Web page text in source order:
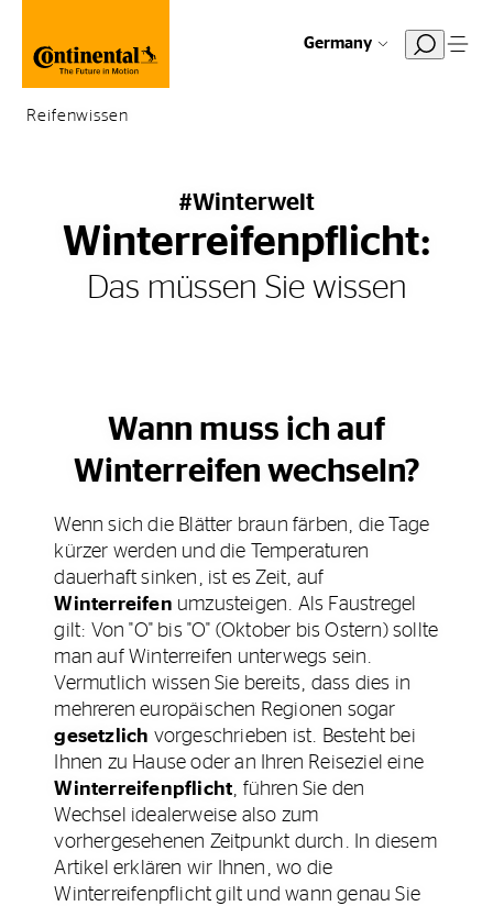
Germany
Reifenwissen
#Winterwelt
Winterreifenpflicht:
Das müssen Sie wissen
Wann muss ich auf
Winterreifen wechseln?
Wenn sich die Blätter braun färben, die Tage
kürzer werden und die Temperaturen
dauerhaft sinken, ist es Zeit, auf
Winterreifen umzusteigen. Als Faustregel
gilt: Von "O" bis "O" (Oktober bis Ostern) sollte
man auf Winterreifen unterwegs sein.
Vermutlich wissen Sie bereits, dass dies in
mehreren europäischen Regionen sogar
gesetzlich vorgeschrieben ist. Besteht bei
Ihnen zu Hause oder an Ihren Reiseziel eine
Winterreifenpflicht , führen Sie den
Wechsel idealerweise also zum
vorhergesehenen Zeitpunkt durch. In diesem
Artikel erklären wir Ihnen, wo die
Winterreifenpflicht gilt und wann genau Sie